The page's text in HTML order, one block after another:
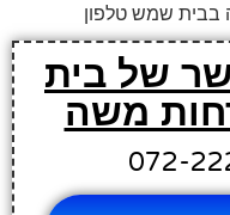
שמש טלפון
של בית
משה